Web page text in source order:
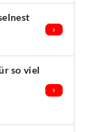
so viel